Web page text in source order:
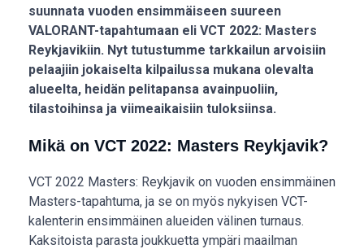
suunnata vuoden ensimmäiseen suureen
VALORANT-tapahtumaan eli VCT 2022: Masters
Reykjavikiin. Nyt tutustumme tarkkailun arvoisiin
pelaajiin jokaiselta kilpailussa mukana olevalta
alueelta, heidän pelitapansa avainpuoliin,
tilastoihinsa ja viimeaikaisiin tuloksiinsa.
Mikä on VCT 2022: Masters Reykjavik?
VCT 2022 Masters: Reykjavik on vuoden ensimmäinen
Masters-tapahtuma, ja se on myös nykyisen VCT-
kalenterin ensimmäinen alueiden välinen turnaus.
Kaksitoista parasta joukkuetta ympäri maailman